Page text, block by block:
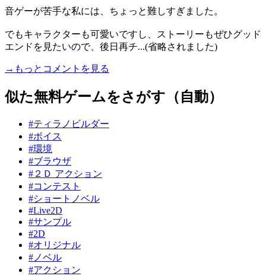
音ゲーが苦手な私には、ちょっと難しすぎました。
でもキャラクターも可愛いですし、ストーリーもぜひグッド
エンドを見たいので、後日再チ...(省略されました)
→もっとコメントを見る
似た無料ゲームをさがす（自動）
#ティラノビルダー
#ボイス
#環境
#ブラウザ
#２Ｄ アクション
#コンテスト
#ショートノベル
#Live2D
#サンプル
#2D
#オリジナル
#ノベル
#アクション